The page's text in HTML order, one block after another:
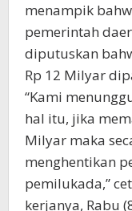
menampik
pemerintah
diputuskan
Rp 12 Milyar
“Kami
hal itu, jika
Milyar maka
menghentikan
pemilukada,”
kerjanya, Rabu